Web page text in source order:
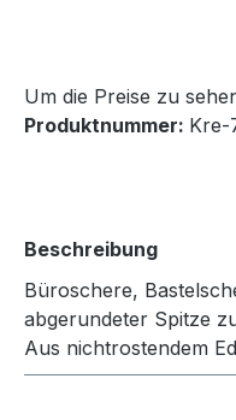
Um die Preise zu
Produktnummer: Kre-
Beschreibung
Büroschere,
abgerundeter Spitze
Aus nichtrostendem